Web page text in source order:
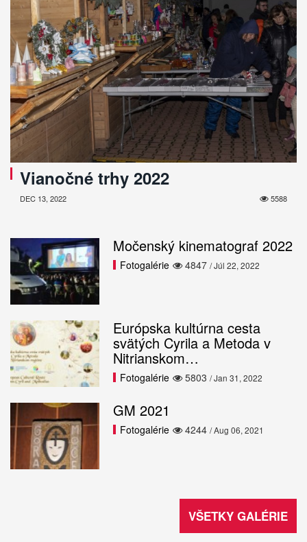
Vianočné trhy 2022
5588
DEC 13, 2022
Močenský kinematograf 2022
4847
Fotogalérie / Júl 22, 2022
Európska kultúrna cesta
svätých Cyrila a Metoda v
Nitrianskom…
5803
Fotogalérie / Jan 31, 2022
GM 2021
4244
Fotogalérie / Aug 06, 2021
VŠETKY GALÉRIE